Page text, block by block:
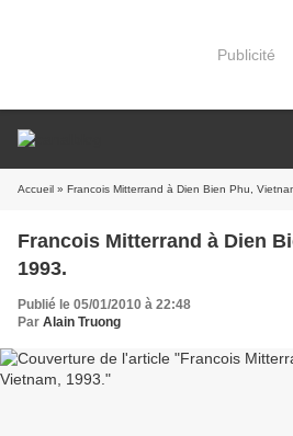
Publicité
Accueil » Francois Mitterrand à Dien Bien Phu,
Francois Mitterrand à Dien
1993.
Publié le 05/01/2010 à 22:48
Par Alain Truong